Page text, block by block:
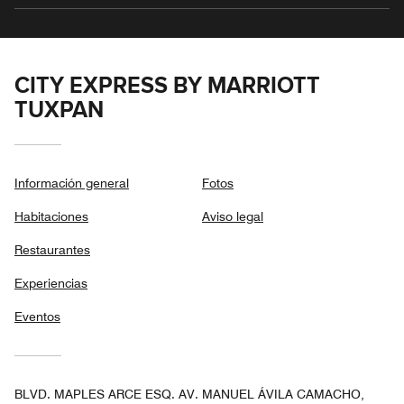
CITY EXPRESS BY MARRIOTT
TUXPAN
Información general
Habitaciones
Restaurantes
Experiencias
Eventos
Fotos
Aviso legal
BLVD. MAPLES ARCE ESQ. AV. MANUEL ÁVILA CAMACHO,